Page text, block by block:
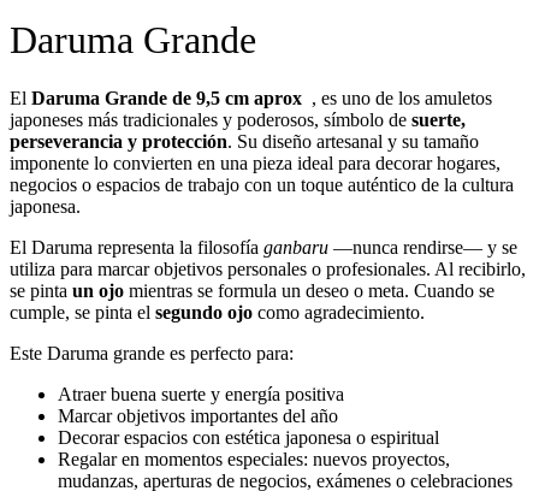
Daruma Grande
El Daruma Grande de 9,5 cm aprox , es uno de los amuletos
japoneses más tradicionales y poderosos, símbolo de suerte,
perseverancia y protección. Su diseño artesanal y su tamaño
imponente lo convierten en una pieza ideal para decorar hogares,
negocios o espacios de trabajo con un toque auténtico de la cultura
japonesa.
El Daruma representa la filosofía ganbaru —nunca rendirse— y se
utiliza para marcar objetivos personales o profesionales. Al recibirlo,
se pinta un ojo mientras se formula un deseo o meta. Cuando se
cumple, se pinta el segundo ojo como agradecimiento.
Este Daruma grande es perfecto para:
Atraer buena suerte y energía positiva
Marcar objetivos importantes del año
Decorar espacios con estética japonesa o espiritual
Regalar en momentos especiales: nuevos proyectos,
mudanzas, aperturas de negocios, exámenes o celebraciones